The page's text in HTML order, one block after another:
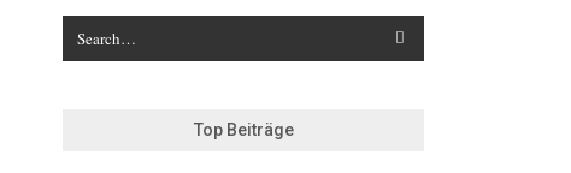
Top Beiträge